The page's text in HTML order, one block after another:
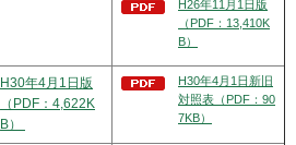
H26年11月1日版
（PDF：13,410K
B）
H30年4月1日版
（PDF：4,622K
B）
H30年4月1日新旧
対照表（PDF：90
7KB）